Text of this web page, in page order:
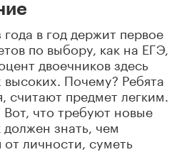
в год держит первое
по выбору, как на ЕГЭ,
двоечников здесь
Почему? Ребята
считают предмет легким.
Вот, что требуют новые
знать, чем
личности, суметь